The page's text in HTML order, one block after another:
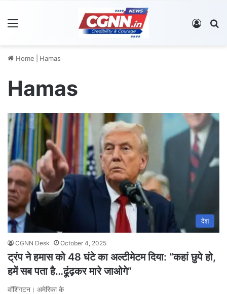
Log In
Home Hamas
Hamas
देश
CGNN Desk October 4, 2025
ट्रंप ने हमास को 48 घंटे का अल्टीमेटम दिया: “कहां छुपे हो,
हमें सब पता है…ढूंढ़कर मारे जाओगे”
वॉशिंगटन। अमेरिका के